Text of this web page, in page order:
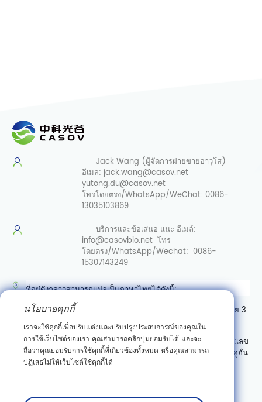
Jack Wang (ผู้จัดการฝ่ายขายอาวุโส)
อีเมล: jack.wang@casov.net
yutong.du@casov.net
โทรโดยตรง/WhatsApp/WeChat: 0086-
13035103869
บริการและข้อเสนอ แนะ อีเมล์:
info@casovbio.net โทร
โดยตรง/WhatsApp/Wechat: 0086-
15307143249
ที่อยู่ดังกล่าวสามารถแปลเป็นภาษาไทยได้ดังนี้:
ศูนย์นวัตกรรมชีววิทยาสังเคราะห์อู่ฮั่น เลขที่ 89 ถนนเกาเค่อหยวนสาย 3
เขตพัฒนาสินเชื่อเทคโนโลยีใหม่ตงหู อู่ฮั่น มณฑลหูเป่ย์
หรืออาจเขียนแบบมีลำดับที่อยู่ตามแบบไทย (จากเล็กไปใหญ่) ได้เป็น:เลข
ที่ 89 ถนนเกาเค่อหยวนสาย 3 เขตพัฒนาสินเชื่อเทคโนโลยีใหม่ตงหู อู่ฮั่น
มณฑลหูเป่ย์ ศูนย์นวัตกรรมชีววิทยาสังเคราะห์อู่ฮั่น
นโยบายคุกกี้
เราจะใช้คุกกี้เพื่อปรับแต่งและปรับปรุงประสบการณ์ของคุณใน
การใช้เว็บไซต์ของเรา คุณสามารถคลิกปุ่มยอมรับได้ และจะ
ถือว่าคุณยอมรับการใช้คุกกี้ที่เกี่ยวข้องทั้งหมด หรือคุณสามารถ
ปฏิเสธไม่ให้เว็บไซต์ใช้คุกกี้ได้